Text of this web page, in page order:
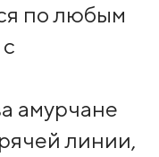
по любым
амурчане
линии,